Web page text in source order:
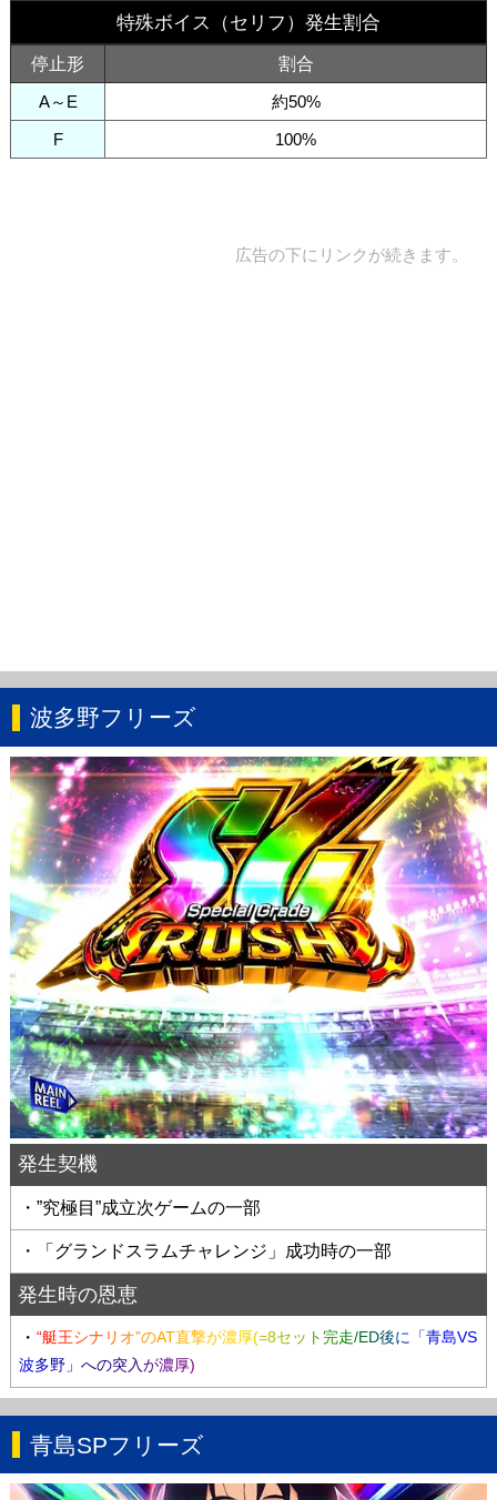
特殊ボイス（セリフ）発生割合
停止形 割合
A～E
約50%
F
100%
広告の下にリンクが続きます。
波多野フリーズ
発生契機
・”究極目”成立次ゲームの一部
・「グランドスラムチャレンジ」成功時の一部
発生時の恩恵
・ “艇王シナリオ”のAT直撃が濃厚(=8セット完走/ED後に「青島VS
波多野」への突入が濃厚)
青島SPフリーズ